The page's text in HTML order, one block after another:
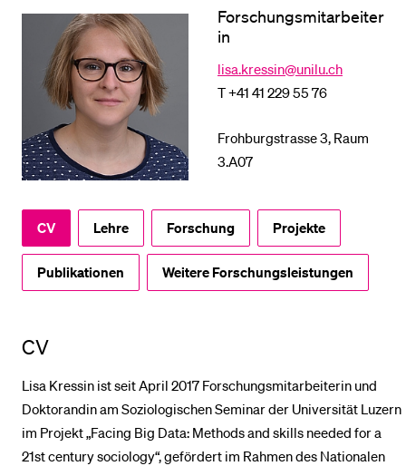
Forschungsmitarbeiter
in
lisa.kressin@unilu.ch
T +41 41 229 55 76
Frohburgstrasse 3, Raum
3.A07
CV Lehre Forschung Projekte
Publikationen Weitere Forschungsleistungen
CV
Lisa Kressin ist seit April 2017 Forschungsmitarbeiterin und
Doktorandin am Soziologischen Seminar der Universität Luzern
im Projekt „Facing Big Data: Methods and skills needed for a
21st century sociology“, gefördert im Rahmen des Nationalen
Studierende
Forschende
Mitarbeitende
Alumni
Stellensuchende
Förderer
BELIEBTE INHALTE
Vorlesungsverzeichnis
Menuplan Mensa
Anmeldung und Zulassung